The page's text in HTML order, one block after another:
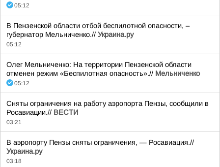
05:12
В Пензенской области отбой беспилотной опасности, –
губернатор Мельниченко.// Украина.ру
05:12
Олег Мельниченко: На территории Пензенской области
отменен режим «Беспилотная опасность».// Мельниченко
05:12
Сняты ограничения на работу аэропорта Пензы, сообщили в
Росавиации.// ВЕСТИ
03:21
В аэропорту Пензы сняты ограничения, — Росавиация.//
Украина.ру
03:18